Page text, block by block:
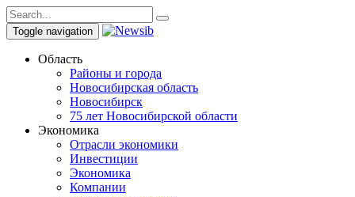
Toggle navigation
Область
Районы и города
Новосибирская область
Новосибирск
75 лет Новосибирской области
Экономика
Отрасли экономики
Инвестиции
Экономика
Компании